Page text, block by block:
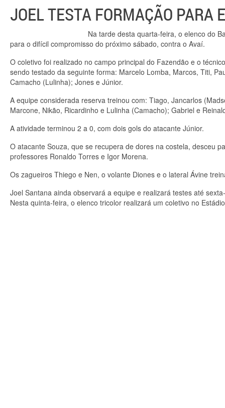
JOEL TESTA FORMAÇÃO PARA
Na tarde desta quarta-feira, o elenco do
para o difícil compromisso do próximo sábado, contra o Avaí.
O coletivo foi realizado no campo principal do Fazendão e o
sendo testado da seguinte forma: Marcelo Lomba, Marcos, Titi,
Camacho (Lulinha); Jones e Júnior.
A equipe considerada reserva treinou com: Tiago, Jancarlos
Marcone, Nikão, Ricardinho e Lulinha (Camacho); Gabriel e
A atividade terminou 2 a 0, com dois gols do atacante Júnior.
O atacante Souza, que se recupera de dores na costela, desceu
professores Ronaldo Torres e Igor Morena.
Os zagueiros Thiego e Nen, o volante Diones e o lateral Ávine
Joel Santana ainda observará a equipe e realizará testes até
Nesta quinta-feira, o elenco tricolor realizará um coletivo no